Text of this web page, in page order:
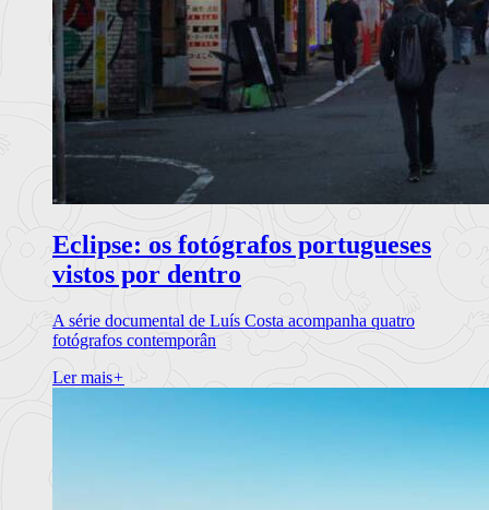
Eclipse: os fotógrafos portugueses
vistos por dentro
A série documental de Luís Costa acompanha quatro
fotógrafos contemporân
Ler mais+